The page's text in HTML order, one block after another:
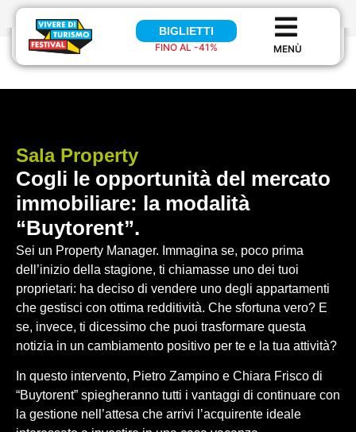
BIGLIETTI
FINO AL 41%
BIGLIETTI
FINO AL -41%
Sala Property
Cogli le opportunità del mercato
immobiliare: la modalità
“Buytorent”.
Sei un Property Manager. Immagina se, poco prima
dell’inizio della stagione, ti chiamasse uno dei tuoi
proprietari: ha deciso di vendere uno degli appartamenti
che gestisci con ottima redditività. Che sfortuna vero? E
se, invece, ti dicessimo che puoi trasformare questa
notizia in un cambiamento positivo per te e la tua attività?
In questo intervento, Pietro Zampino e Chiara Frisco di
“Buytorent” spiegheranno tutti i vantaggi di continuare con
la gestione nell’attesa che arrivi l’acquirente ideale